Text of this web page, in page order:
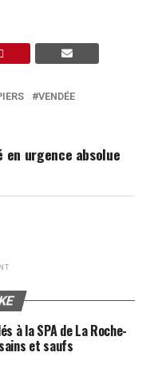
VENDÉE
en urgence absolue
à la SPA de La Roche-
et saufs